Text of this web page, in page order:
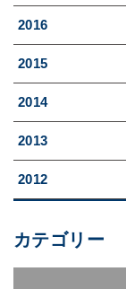
2016
2015
2014
2013
2012
カテゴリー